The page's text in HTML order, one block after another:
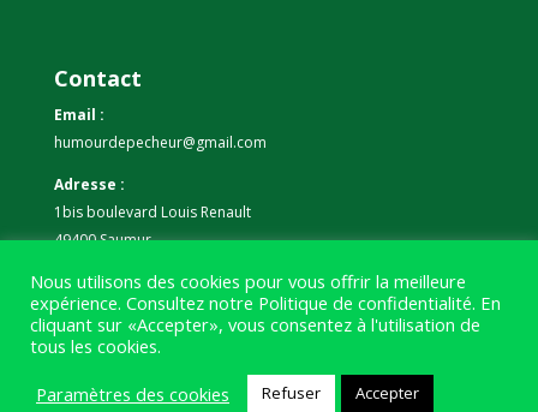
Contact
Email :
humourdepecheur@gmail.com
Adresse :
1bis boulevard Louis Renault
49400 Saumur
Téléphone :
07 59 61 06 63
Nous utilisons des cookies pour vous offrir la meilleure
expérience. Consultez notre Politique de confidentialité. En
cliquant sur «Accepter», vous consentez à l'utilisation de
tous les cookies.
Paramètres des cookies
Refuser Accepter